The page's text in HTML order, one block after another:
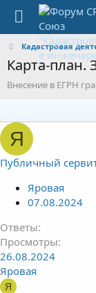
Кадастровая
Карта-план.
Внесение в ЕГРН
Я
Публичный
Яровая
07.08.2024
Ответы
Просмотры
26.08.2024
Яровая
Я